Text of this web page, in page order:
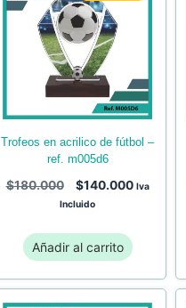
trofeos en acrilico de fútbol –
ref. m005d6
$180.000 $140.000 Iva
Incluido
Añadir al carrito